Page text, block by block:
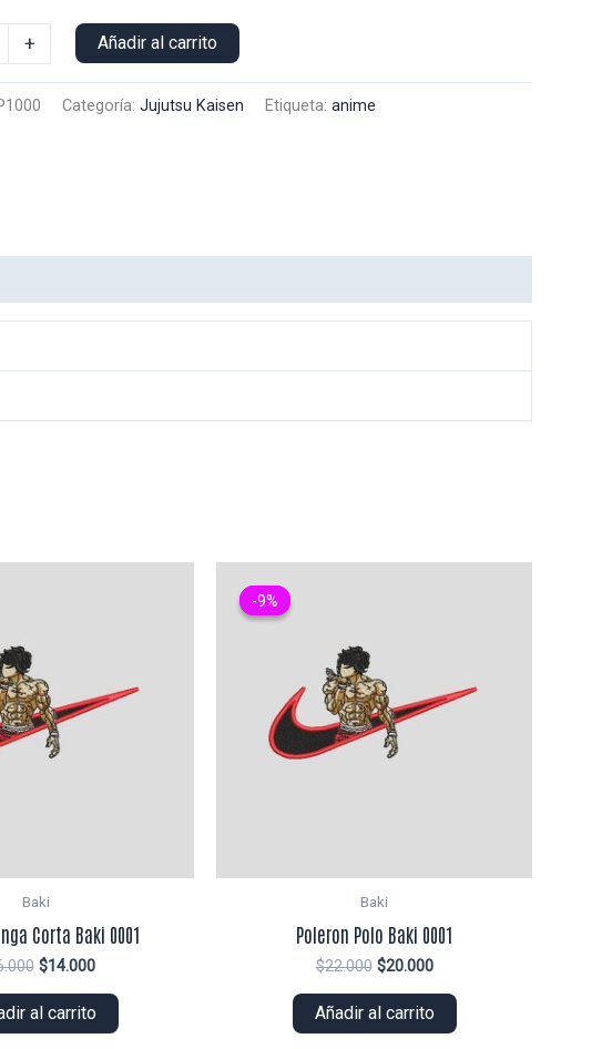
+ Añadir al carrito
Categoría: Jujutsu Kaisen Etiqueta: anime
Baki
Corta Baki 0001
El
original
era:
$14.000El
actual
es:
al carrito
-9%
-9%
Baki
Poleron Polo Baki 0001
$22.000 El
original
era:
$20.000El
actual
es:
Añadir al carrito